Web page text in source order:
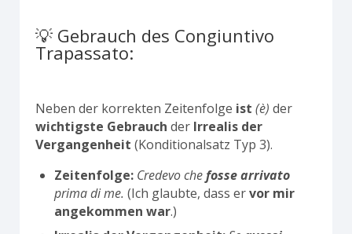
💡 Gebrauch des Congiuntivo
Trapassato:
Neben der korrekten Zeitenfolge ist (è) der
wichtigste Gebrauch der Irrealis der
Vergangenheit (Konditionalsatz Typ 3).
Zeitenfolge: Credevo chefosse arrivato
prima di me. (Ich glaubte, dass ervor mir
angekommen war.)